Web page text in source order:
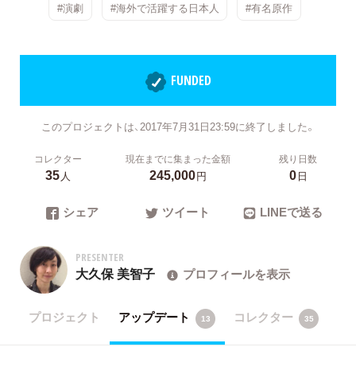
#演劇 #海外で活躍する日本人 #有名原作
FUNDED
このプロジェクトは、2017年7月31日23:59に終了しました。
コレクター
35人
現在までに集まった金額
245,000円
残り日数
0日
シェア ツイート LINEで送る
PRESENTER
大久保 美智子 プロフィールを表示
プロジェクト アップデート 13 コレクター 35